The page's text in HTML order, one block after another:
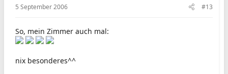
5 September 2006 #13
So, mein Zimmer auch mal:
nix besonderes^^